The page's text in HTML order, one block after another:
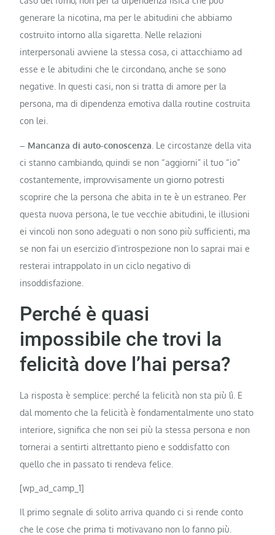
generare la nicotina, ma per le abitudini che abbiamo
costruito intorno alla sigaretta. Nelle relazioni
interpersonali avviene la stessa cosa, ci attacchiamo ad
esse e le abitudini che le circondano, anche se sono
negative. In questi casi, non si tratta di amore per la
persona, ma di dipendenza emotiva dalla routine costruita
con lei.
– Mancanza di auto-conoscenza . Le circostanze della vita
ci stanno cambiando, quindi se non “aggiorni” il tuo “io”
costantemente, improvvisamente un giorno potresti
scoprire che la persona che abita in te è un estraneo. Per
questa nuova persona, le tue vecchie abitudini, le illusioni
ei vincoli non sono adeguati o non sono più sufficienti, ma
se non fai un esercizio d’introspezione non lo saprai mai e
resterai intrappolato in un ciclo negativo di
insoddisfazione.
Perché è quasi
impossibile che trovi la
felicità dove l’hai persa?
La risposta è semplice: perché la felicità non sta più lì. E
dal momento che la felicità è fondamentalmente uno stato
interiore, significa che non sei più la stessa persona e non
tornerai a sentirti altrettanto pieno e soddisfatto con
quello che in passato ti rendeva felice.
[wp_ad_camp_1]
Il primo segnale di solito arriva quando ci si rende conto
che le cose che prima ti motivavano non lo fanno più.